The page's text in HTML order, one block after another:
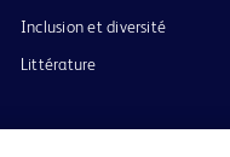
Inclusion et diversité
Littérature